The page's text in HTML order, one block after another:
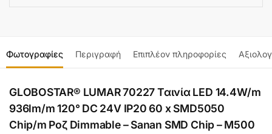
Φωτογραφίες Περιγραφή Επιπλέον πληροφορίες
GLOBOSTAR® LUMAR 70227 Ταινία LED 14.4W/m
936lm/m 120° DC 24V IP20 60 x SMD5050
Chip/m Ροζ Dimmable – Sanan SMD Chip – Μ500